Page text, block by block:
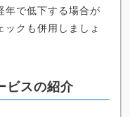
年で低下する場合が
クも併用しましょ
ビスの紹介